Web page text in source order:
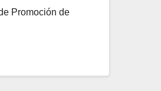
Promoción de